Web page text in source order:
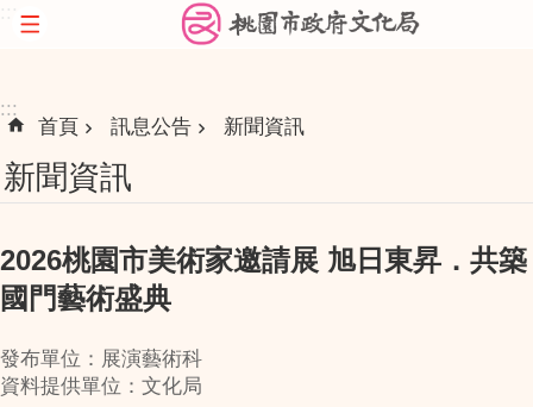
跳到主要內容區塊
:::
首頁 訊息公告 新聞資訊
新聞資訊
2026桃園市美術家邀請展 旭日東昇．共築
國門藝術盛典
發布單位：展演藝術科
資料提供單位：文化局